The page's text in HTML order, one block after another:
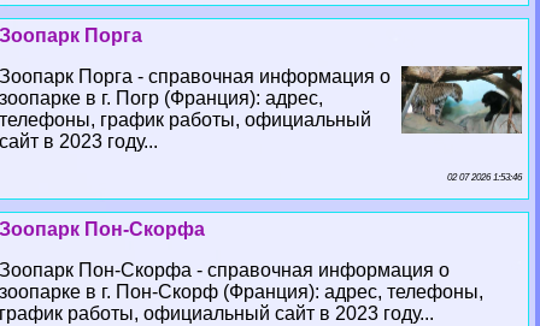
Зоопарк Порга
Зоопарк Порга - справочная информация о
зоопарке в г. Погр (Франция): адрес,
телефоны, график работы, официальный
сайт в 2023 году...
02 07 2026 1:53:46
Зоопарк Пон-Скорфа
Зоопарк Пон-Скорфа - справочная информация о
зоопарке в г. Пон-Скорф (Франция): адрес, телефоны,
график работы, официальный сайт в 2023 году...